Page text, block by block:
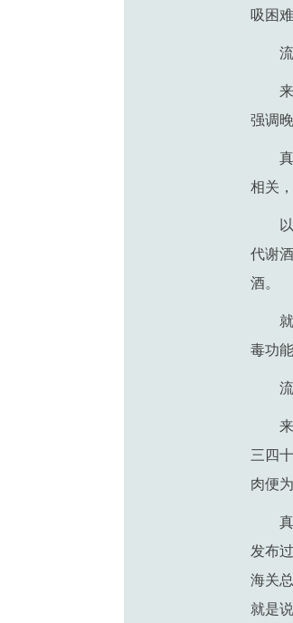
吸困
强调
相关
代谢
酒。
毒功
三四
肉便
发布
海关
就是